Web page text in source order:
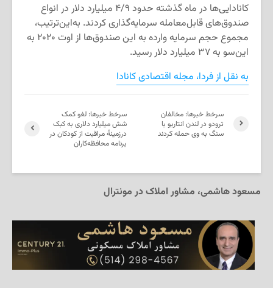
کانادایی‌ها در ماه گذشته حدود ۴/۹ میلیارد دلار در انواع
صندوق‌های قابل‌معامله سرمایه‌گذاری کردند. به‌این‌ترتیب،
مجموع حجم سرمایه وارده به این صندوق‌ها از اوت ۲۰۲۰ به
این‌سو به ۳۷ میلیارد دلار رسید.
به نقل از فردا، مجله اقتصادی کانادا
سرخط خبرها: لغو کمک
شش میلیارد دلاری به کبک
درزمینهٔ مراقبت از کودکان در
برنامه محافظه‌کاران
سرخط خبرها: مخالفان
ترودو در لندن انتاریو با
سنگ به وی حمله کردند
مسعود هاشمی، مشاور املاک در مونترال